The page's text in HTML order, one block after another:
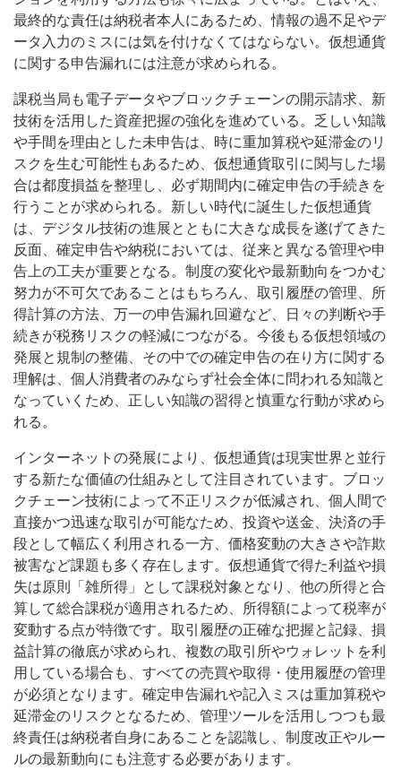
最終的な責任は納税者本人にあるため、情報の過不足やデ
ータ入力のミスには気を付けなくてはならない。仮想通貨
に関する申告漏れには注意が求められる。
課税当局も電子データやブロックチェーンの開示請求、新
技術を活用した資産把握の強化を進めている。乏しい知識
や手間を理由とした未申告は、時に重加算税や延滞金のリ
スクを生む可能性もあるため、仮想通貨取引に関与した場
合は都度損益を整理し、必ず期間内に確定申告の手続きを
行うことが求められる。新しい時代に誕生した仮想通貨
は、デジタル技術の進展とともに大きな成長を遂げてきた
反面、確定申告や納税においては、従来と異なる管理や申
告上の工夫が重要となる。制度の変化や最新動向をつかむ
努力が不可欠であることはもちろん、取引履歴の管理、所
得計算の方法、万一の申告漏れ回避など、日々の判断や手
続きが税務リスクの軽減につながる。今後もる仮想領域の
発展と規制の整備、その中での確定申告の在り方に関する
理解は、個人消費者のみならず社会全体に問われる知識と
なっていくため、正しい知識の習得と慎重な行動が求めら
れる。
インターネットの発展により、仮想通貨は現実世界と並行
する新たな価値の仕組みとして注目されています。ブロッ
クチェーン技術によって不正リスクが低減され、個人間で
直接かつ迅速な取引が可能なため、投資や送金、決済の手
段として幅広く利用される一方、価格変動の大きさや詐欺
被害など課題も多く存在します。仮想通貨で得た利益や損
失は原則「雑所得」として課税対象となり、他の所得と合
算して総合課税が適用されるため、所得額によって税率が
変動する点が特徴です。取引履歴の正確な把握と記録、損
益計算の徹底が求められ、複数の取引所やウォレットを利
用している場合も、すべての売買や取得・使用履歴の管理
が必須となります。確定申告漏れや記入ミスは重加算税や
延滞金のリスクとなるため、管理ツールを活用しつつも最
終責任は納税者自身にあることを認識し、制度改正やルー
ルの最新動向にも注意する必要があります。